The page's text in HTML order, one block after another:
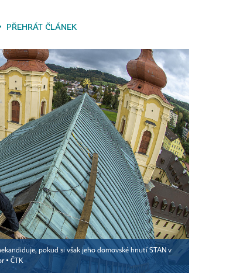
PŘEHRÁT ČLÁNEK
pokud si však jeho domovské hnutí STAN v
▪ ČTK